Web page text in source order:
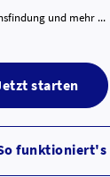
und mehr ...
Jetzt starten
funktioniert's